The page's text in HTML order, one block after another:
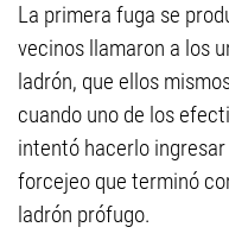
La primera fuga se
vecinos llamaron a los
ladrón, que ellos
cuando uno de los
intentó hacerlo
forcejeo que terminó
ladrón prófugo.